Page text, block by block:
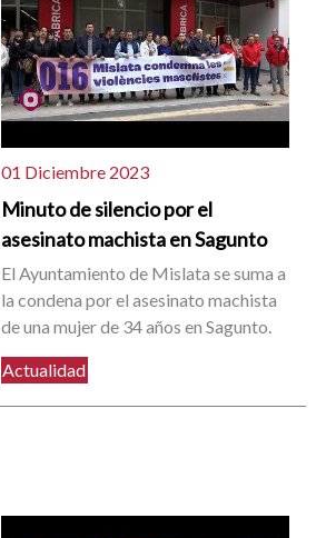
01 Diciembre 2023
Minuto de silencio por el
asesinato machista en Sagunto
El Ayuntamiento de Mislata se suma a
la condena por el asesinato machista
de una mujer de 34 años en Sagunto.
Actualidad